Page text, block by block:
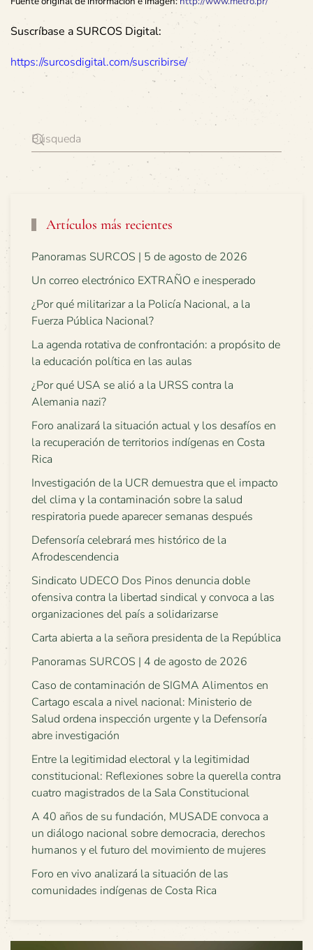
Suscríbase a SURCOS Digital:
https://surcosdigital.com/suscribirse/
Artículos más recientes
Panoramas SURCOS | 5 de agosto de 2026
Un correo electrónico EXTRAÑO e inesperado
¿Por qué militarizar a la Policía Nacional, a la
Fuerza Pública Nacional?
La agenda rotativa de confrontación: a propósito de
la educación política en las aulas
¿Por qué USA se alió a la URSS contra la
Alemania nazi?
Foro analizará la situación actual y los desafíos en
la recuperación de territorios indígenas en Costa
Rica
Investigación de la UCR demuestra que el impacto
del clima y la contaminación sobre la salud
respiratoria puede aparecer semanas después
Defensoría celebrará mes histórico de la
Afrodescendencia
Sindicato UDECO Dos Pinos denuncia doble
ofensiva contra la libertad sindical y convoca a las
organizaciones del país a solidarizarse
Carta abierta a la señora presidenta de la República
Panoramas SURCOS | 4 de agosto de 2026
Caso de contaminación de SIGMA Alimentos en
Cartago escala a nivel nacional: Ministerio de
Salud ordena inspección urgente y la Defensoría
abre investigación
Entre la legitimidad electoral y la legitimidad
constitucional: Reflexiones sobre la querella contra
cuatro magistrados de la Sala Constitucional
A 40 años de su fundación, MUSADE convoca a
un diálogo nacional sobre democracia, derechos
humanos y el futuro del movimiento de mujeres
Foro en vivo analizará la situación de las
comunidades indígenas de Costa Rica